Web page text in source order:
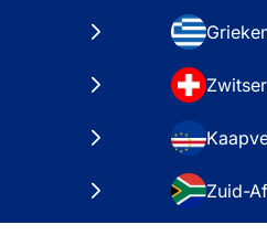
Zuid-